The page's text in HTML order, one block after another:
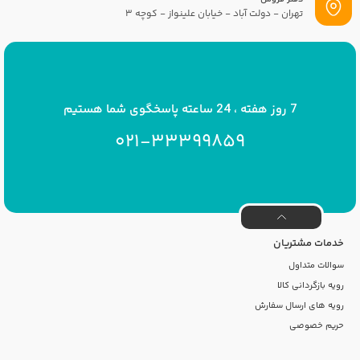
تهران - دولت آباد - خیابان علینواز - کوچه 3
7 روز هفته ، 24 ساعته پاسخگوی شما هستیم
021-33399859
خدمات مشتریان
سوالات متداول
رویه بازگردانی کالا
رویه های ارسال سفارش
حریم خصوصی